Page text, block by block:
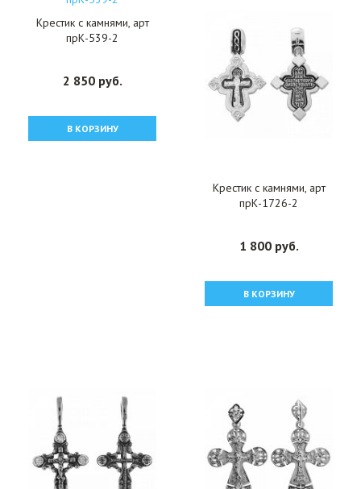
Крестик с камнями, арт
прК-539-2
2 850 руб.
В КОРЗИНУ
Крестик с камнями, арт
прК-1726-2
1 800 руб.
В КОРЗИНУ